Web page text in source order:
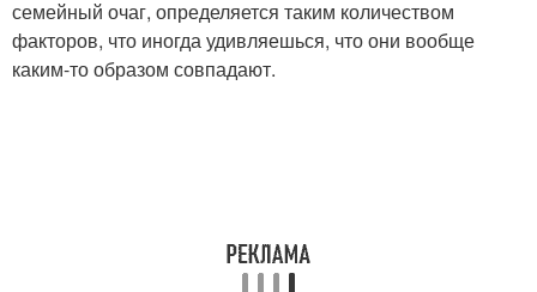
семейный очаг, определяется таким количеством
факторов, что иногда удивляешься, что они вообще
каким-то образом совпадают.